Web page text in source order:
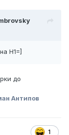
Н1=]
до
Антипов
1